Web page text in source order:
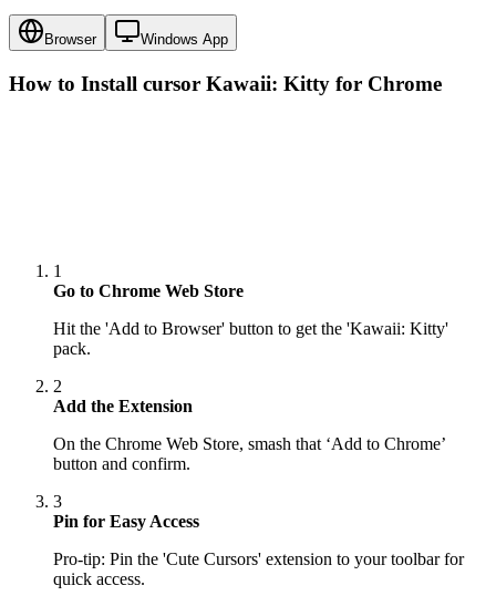
Browser Windows App
How to Install cursor Kawaii: Kitty for Chrome
1
Go to Chrome Web Store
Hit the 'Add to Browser' button to get the 'Kawaii: Kitty'
pack.
2
Add the Extension
On the Chrome Web Store, smash that ‘Add to Chrome’
button and confirm.
3
Pin for Easy Access
Pro-tip: Pin the 'Cute Cursors' extension to your toolbar for
quick access.